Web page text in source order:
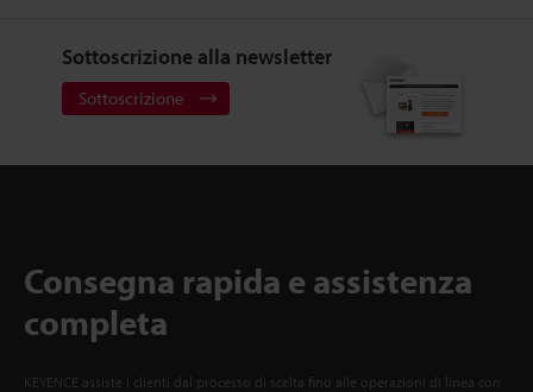
Sottoscrizione alla newsletter
Sottoscrizione
Consegna rapida e assistenza
completa
KEYENCE assiste i clienti dal processo di scelta fino alle operazioni di linea con